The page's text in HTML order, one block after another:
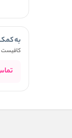
به کمک
کافیست